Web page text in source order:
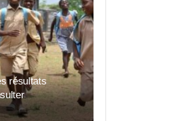
résultats